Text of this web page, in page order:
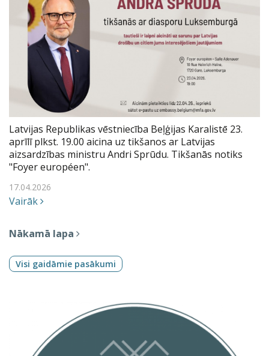
Latvijas Republikas vēstniecība Beļģijas Karalistē 23.
aprīlī plkst. 19.00 aicina uz tikšanos ar Latvijas
aizsardzības ministru Andri Sprūdu. Tikšanās notiks
"Foyer européen".
17.04.2026
Vairāk
Nākamā lapa
Visi gaidāmie pasākumi